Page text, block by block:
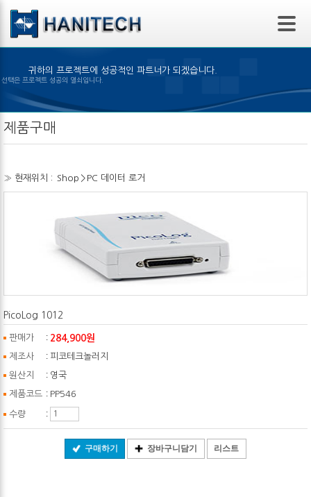
본문 바로가기
귀하의 프로젝트에 성공적인 파트너가 되겠습니다.
제품의 선택은 프로젝트 성공의 열쇠입니다.
제품구매
» 현재위치 : Shop > PC 데이터 로거
PicoLog 1012
판매가 : 284,900원
제조사 : 피코테크놀러지
원산지 : 영국
제품코드 : PP546
수량 :
구매하기 장바구니담기 리스트